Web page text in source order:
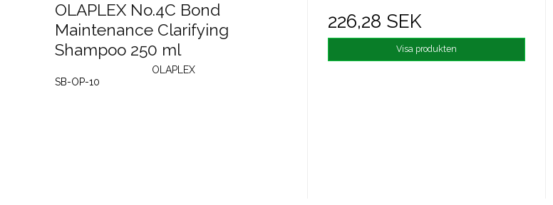
OLAPLEX No.4C Bond
Maintenance Clarifying
Shampoo 250 ml
OLAPLEX
SB-OP-10
226,28 SEK
Visa produkten